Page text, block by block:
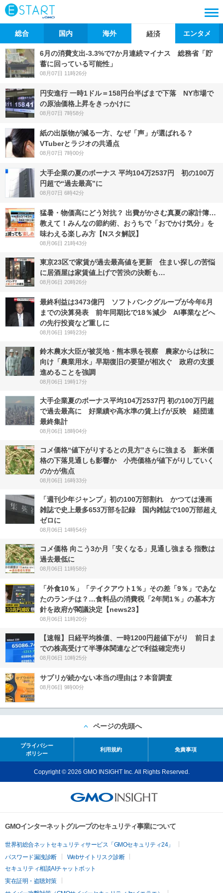
総合 国内 海外 経済 エンタメ
6月の消費支出-3.3%で7か月連続マイナス 総務省「貯
蓄に回っている可能性」
08月07日 11時26分
円安進行 一時1ドル＝158円台半ばまで下落 NY市場で
の原油価格上昇をきっかけに
08月07日 7時58分
紙の出版物が減る一方、なぜ「声」が選ばれる？
VTuberとラジオの共通点
08月07日 7時00分
大手企業の夏のボーナス 平均104万2537円 初の100万
円超で“過去最高”に
08月07日 6時42分
猛暑・物価高にどう対抗？ 出費がかさむ真夏の家計簿…
教えて！みんなの節約術、おうちで「おでかけ気分」を
味わえる楽しみ方【Nスタ解説】
08月06日 21時43分
東京23区で家賃が過去最高値を更新 住まい探しの苦悩
に居酒屋は家賃値上げで苦渋の決断も…
08月06日 20時26分
最終利益は3473億円 ソフトバンクグループが今年6月
までの決算発表 前年同期比で18％減少 AI事業などへ
の先行投資など重しに
08月06日 19時23分
鈴木農水大臣が被災地・熊本県を視察 農家からは秋に
向け「農業用水」早期復旧の要望が相次ぐ 政府の支援
進めることを強調
08月06日 19時17分
大手企業夏のボーナス平均104万2537円 初の100万円超
で過去最高に 好業績や高水準の賃上げが反映 経団連
最終集計
08月06日 18時04分
コメ価格“値下がりするとの見方”さらに強まる 新米価
格の下落見通しも影響か 小売価格が値下がりしていく
のかが焦点
08月06日 16時33分
「週刊少年ジャンプ」初の100万部割れ かつては漫画
雑誌で史上最多653万部を記録 国内雑誌で100万部超え
ゼロに
08月06日 14時54分
コメ価格 向こう3か月「安くなる」見通し強まる 指数は
過去最低に
08月06日 11時58分
「外食10％」「テイクアウト1％」その差「9％」であな
たのランチは？…食料品の消費税「2年間1％」の基本方
針を政府が閣議決定【news23】
08月06日 11時20分
【速報】日経平均株価、一時1200円超値下がり 前日ま
での株高受けて半導体関連などで利益確定売り
08月06日 10時25分
サプリが続かない本当の理由は？本音調査
08月06日 9時00分
ページの先頭へ
プライバシー
ポリシー
利用規約 免責事項
Copyright © 2026 GMO INSIGHT Inc. All Rights Reserved.
GMOインターネットグループのセキュリティ事業について
世界初総合ネットセキュリティサービス「GMOセキュリティ24」
パスワード漏洩診断
Webサイトリスク診断
セキュリティ相談AIチャットボット
実在証明・盗聴対策